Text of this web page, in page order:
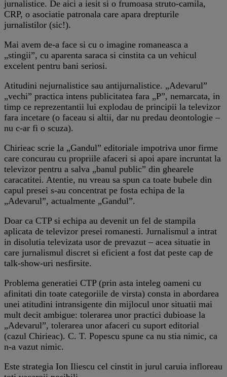
jurnalistice. De aici a iesit si o frumoasa struto-camila,
CRP, o asociatie patronala care apara drepturile
jurnalistilor (sic!).
Mai avem de-a face si cu o imagine romaneasca a
„stingii”, cu aparenta saraca si cinstita ca un vehicul
excelent pentru bani seriosi.
Atitudini nejurnalistice sau antijurnalistice. „Adevarul”
„vechi” practica intens publicitatea fara „P”, nemarcata, in
timp ce reprezentantii lui explodau de principii la televizor
fara incetare (o faceau si altii, dar nu predau deontologie –
nu c-ar fi o scuza).
Chirieac scrie la „Gandul” editoriale impotriva unor firme
care concurau cu propriile afaceri si apoi apare incruntat la
televizor pentru a salva „banul public” din ghearele
caracatitei. Atentie, nu vreau sa spun ca toate bubele din
capul presei s-au concentrat pe fosta echipa de la
„Adevarul”, actualmente „Gandul”.
Doar ca CTP si echipa au devenit un fel de stampila
aplicata de televizor presei romanesti. Jurnalismul a intrat
in disolutia televizata usor de prevazut – acea situatie in
care jurnalismul discret si eficient a fost dat peste cap de
talk-show-uri nesfirsite.
Problema generatiei CTP (prin asta inteleg oameni cu
afinitati din toate categoriile de virsta) consta in abordarea
unei atitudini intransigente din mijlocul unor situatii mai
mult decit ambigue: tolerarea unor practici dubioase la
„Adevarul”, tolerarea unor afaceri cu suport editorial
(cazul Chirieac). C. T. Popescu spune ca nu stia nimic, ca
n-a vazut nimic.
Este strategia Ion Iliescu cel cinstit in jurul caruia infloreau